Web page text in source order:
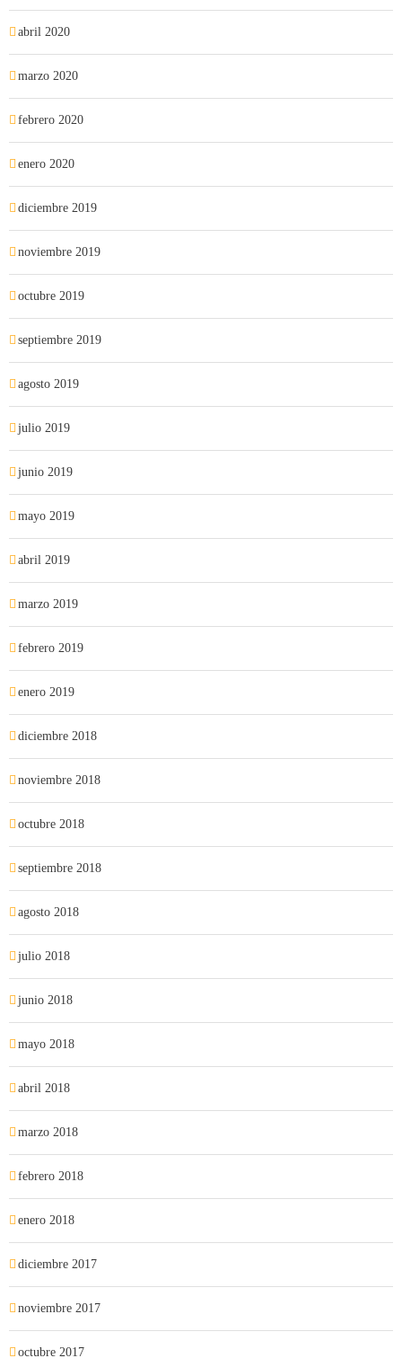
abril 2020
marzo 2020
febrero 2020
enero 2020
diciembre 2019
noviembre 2019
octubre 2019
septiembre 2019
agosto 2019
julio 2019
junio 2019
mayo 2019
abril 2019
marzo 2019
febrero 2019
enero 2019
diciembre 2018
noviembre 2018
octubre 2018
septiembre 2018
agosto 2018
julio 2018
junio 2018
mayo 2018
abril 2018
marzo 2018
febrero 2018
enero 2018
diciembre 2017
noviembre 2017
octubre 2017